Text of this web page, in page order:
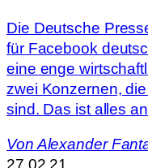
Die Deutsche
für Facebook
eine enge
zwei Konzernen,
sind. Das ist alles
VonAlexander